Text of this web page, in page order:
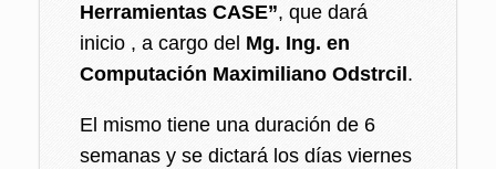
Herramientas CASE”, que dará
inicio , a cargo del Mg. Ing. en
Computación Maximiliano Odstrcil .
El mismo tiene una duración de 6
semanas y se dictará los días viernes